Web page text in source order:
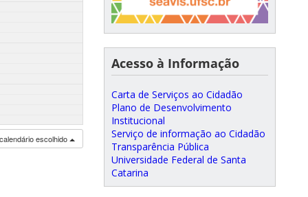
escolhido
Acesso à Informação
Carta de Serviços ao Cidadão
Plano de Desenvolvimento
Institucional
Serviço de informação ao Cidadão
Transparência Pública
Universidade Federal de Santa
Catarina